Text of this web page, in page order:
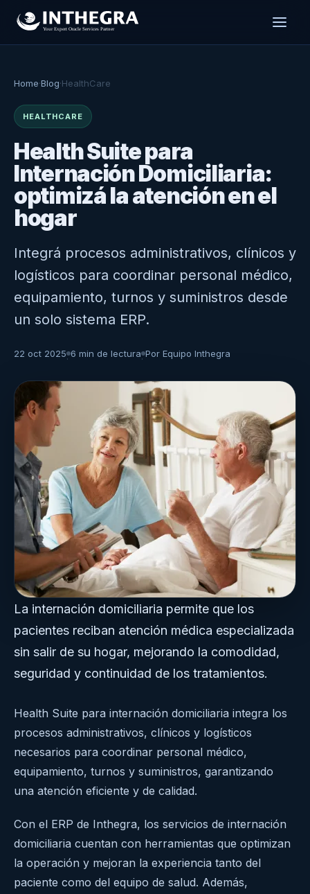
Home·Blog·HealthCare
HEALTHCARE
Health Suite para
Internación Domiciliaria:
optimizá la atención en el
hogar
Integrá procesos administrativos, clínicos y
logísticos para coordinar personal médico,
equipamiento, turnos y suministros desde
un solo sistema ERP.
22 oct 2025·6 min de lectura·Por Equipo Inthegra
La internación domiciliaria permite que los
pacientes reciban atención médica especializada
sin salir de su hogar, mejorando la comodidad,
seguridad y continuidad de los tratamientos.
Health Suite para internación domiciliaria integra los
procesos administrativos, clínicos y logísticos
necesarios para coordinar personal médico,
equipamiento, turnos y suministros, garantizando
una atención eficiente y de calidad.
Con el ERP de Inthegra, los servicios de internación
domiciliaria cuentan con herramientas que optimizan
la operación y mejoran la experiencia tanto del
paciente como del equipo de salud. Además,